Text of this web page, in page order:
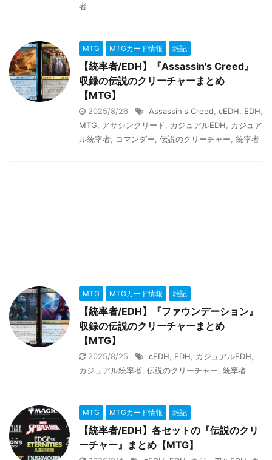
者
MTG MTGカード情報 雑記
【統率者/EDH】『Assassin's Creed』
収録の伝説のクリーチャーまとめ
【MTG】
2025/8/26 Assassin's Creed cEDH EDH
MTG
アサシンクリード カジュアルEDH
カジュア
ル統率者
コマンダー 伝説のクリーチャー 統率者
MTG MTGカード情報 雑記
【統率者/EDH】『ファウンデーション』
収録の伝説のクリーチャーまとめ
【MTG】
2025/8/25 cEDH EDH カジュアルEDH
カジュアル統率者 伝説のクリーチャー 統率者
MTG MTGカード情報 雑記
【統率者/EDH】各セットの『伝説のクリ
ーチャー』まとめ【MTG】